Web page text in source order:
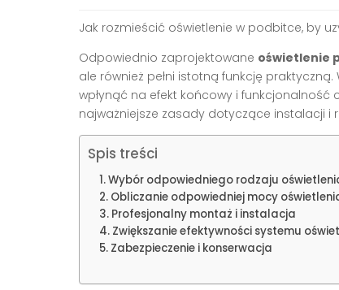
Jak rozmieścić oświetlenie w podbitce, by
Odpowiednio zaprojektowane oświetlenie
ale również pełni istotną funkcję
wpłynąć na efekt końcowy i funkcjonalność
najważniejsze zasady dotyczące instalacji i
Spis treści
Wybór odpowiedniego rodzaju
Obliczanie odpowiedniej mocy
Profesjonalny montaż i instalacja
Zwiększanie efektywności systemu
Zabezpieczenie i konserwacja